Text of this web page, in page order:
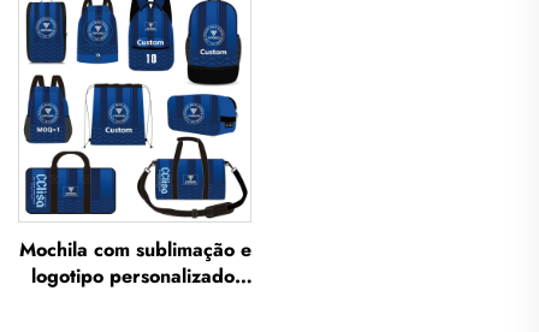
Mochila com sublimação e
logotipo personalizado,